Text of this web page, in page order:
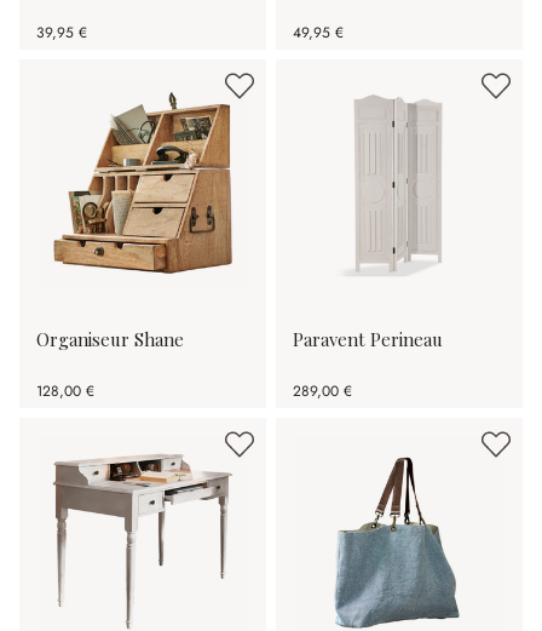
39,95 € 49,95 €
Organiseur Shane
128,00 €
Paravent Perineau
289,00 €